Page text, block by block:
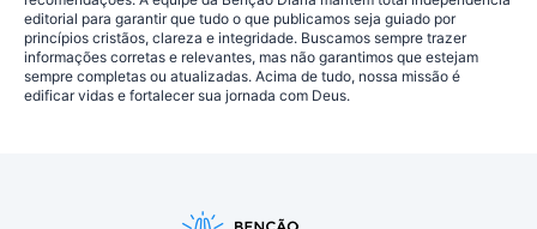
editorial para garantir que tudo o que publicamos seja guiado por
princípios cristãos, clareza e integridade. Buscamos sempre trazer
informações corretas e relevantes, mas não garantimos que estejam
sempre completas ou atualizadas. Acima de tudo, nossa missão é
edificar vidas e fortalecer sua jornada com Deus.